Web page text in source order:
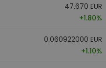
47.670 EUR
+1.80%
0.060922000 EUR
+1.10%